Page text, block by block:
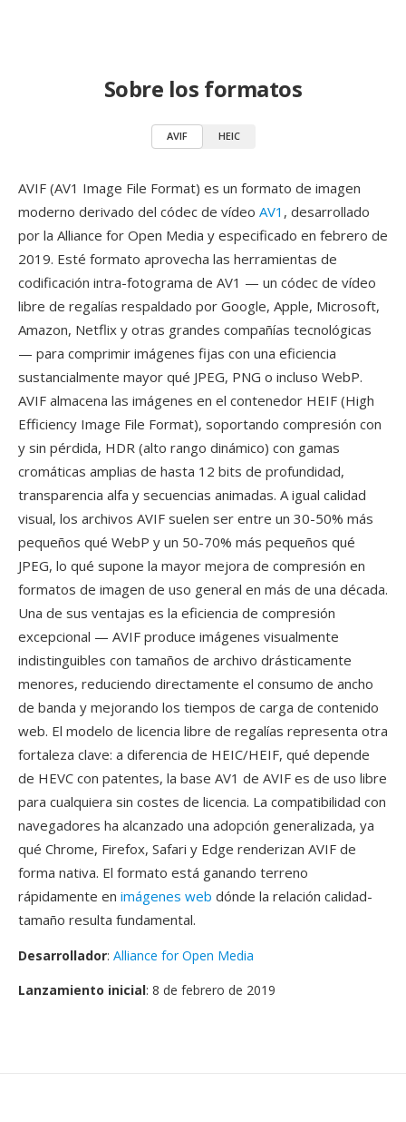
Sobre los formatos
AVIF HEIC
AVIF (AV1 Image File Format) es un formato de imagen
moderno derivado del códec de vídeo AV1 , desarrollado
por la Alliance for Open Media y especificado en febrero de
2019. Esté formato aprovecha las herramientas de
codificación intra-fotograma de AV1 — un códec de vídeo
libre de regalías respaldado por Google, Apple, Microsoft,
Amazon, Netflix y otras grandes compañías tecnológicas
— para comprimir imágenes fijas con una eficiencia
sustancialmente mayor qué JPEG, PNG o incluso WebP.
AVIF almacena las imágenes en el contenedor HEIF (High
Efficiency Image File Format), soportando compresión con
y sin pérdida, HDR (alto rango dinámico) con gamas
cromáticas amplias de hasta 12 bits de profundidad,
transparencia alfa y secuencias animadas. A igual calidad
visual, los archivos AVIF suelen ser entre un 30-50% más
pequeños qué WebP y un 50-70% más pequeños qué
JPEG, lo qué supone la mayor mejora de compresión en
formatos de imagen de uso general en más de una década.
Una de sus ventajas es la eficiencia de compresión
excepcional — AVIF produce imágenes visualmente
indistinguibles con tamaños de archivo drásticamente
menores, reduciendo directamente el consumo de ancho
de banda y mejorando los tiempos de carga de contenido
web. El modelo de licencia libre de regalías representa otra
fortaleza clave: a diferencia de HEIC/HEIF, qué depende
de HEVC con patentes, la base AV1 de AVIF es de uso libre
para cualquiera sin costes de licencia. La compatibilidad con
navegadores ha alcanzado una adopción generalizada, ya
qué Chrome, Firefox, Safari y Edge renderizan AVIF de
forma nativa. El formato está ganando terreno
rápidamente en imágenes web dónde la relación calidad-
tamaño resulta fundamental.
Desarrollador: Alliance for Open Media
Lanzamiento inicial: 8 de febrero de 2019